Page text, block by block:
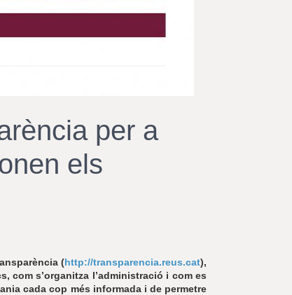
per a
els
(http://transparencia.reus.cat),
com s’organitza l’administració i com es
cada cop més informada i de permetre